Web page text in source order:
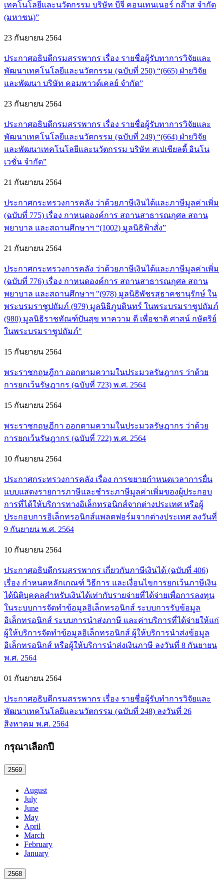
เทคโนโลยีและนวัตกรรม บริษัท บีจี คอนเทนเนอร์ กล๊าส จำกัด
(มหาชน)”
23 กันยายน 2564
ประกาศอธิบดีกรมสรรพากร เรื่อง รายชื่อผู้รับทาการวิจัยและ
พัฒนาเทคโนโลยีและนวัตกรรม (ฉบับที่ 250) “(665) ฝ่ายวิจัย
และพัฒนา บริษัท คอมพาวด์เคลย์ จำกัด”
23 กันยายน 2564
ประกาศอธิบดีกรมสรรพากร เรื่อง รายชื่อผู้รับทาการวิจัยและ
พัฒนาเทคโนโลยีและนวัตกรรม (ฉบับที่ 249) “(664) ฝ่ายวิจัย
และพัฒนาเทคโนโลยีและนวัตกรรม บริษัท สเปเชียลตี้ อินโน
เวชั่น จำกัด”
21 กันยายน 2564
ประกาศกระทรวงการคลัง ว่าด้วยภาษีเงินได้และภาษีมูลค่าเพิ่ม
(ฉบับที่ 775) เรื่อง กาหนดองค์การ สถานสาธารณกุศล สถาน
พยาบาล และสถานศึกษาฯ “(1002) มูลนิธิฟ้าสั่ง”
21 กันยายน 2564
ประกาศกระทรวงการคลัง ว่าด้วยภาษีเงินได้และภาษีมูลค่าเพิ่ม
(ฉบับที่ 776) เรื่อง กาหนดองค์การ สถานสาธารณกุศล สถาน
พยาบาล และสถานศึกษาฯ "(978) มูลนิธิพัชรสุธาคชานุรักษ์ ใน
พระบรมราชูปถัมภ์ (979) มูลนิธิภูบดินทร์ ในพระบรมราชูปถัมภ์
(980) มูลนิธิราชทัณฑ์ปันสุข ทาความ ดี เพื่อชาติ ศาสน์ กษัตริย์
ในพระบรมราชูปถัมภ์"
15 กันยายน 2564
พระราชกฤษฎีกา ออกตามความในประมวลรัษฎากร ว่าด้วย
การยกเว้นรัษฎากร (ฉบับที่ 723) พ.ศ. 2564
15 กันยายน 2564
พระราชกฤษฎีกา ออกตามความในประมวลรัษฎากร ว่าด้วย
การยกเว้นรัษฎากร (ฉบับที่ 722) พ.ศ. 2564
10 กันยายน 2564
ประกาศกระทรวงการคลัง เรื่อง การขยายกำหนดเวลาการยื่น
แบบแสดงรายการภาษีและชำระภาษีมูลค่าเพิ่มของผู้ประกอบ
การที่ได้ให้บริการทางอิเล็กทรอนิกส์จากต่างประเทศ หรือผู้
ประกอบการอิเล็กทรอนิกส์แพลตฟอร์มจากต่างประเทศ ลงวันที่
9 กันยายน พ.ศ. 2564
10 กันยายน 2564
ประกาศอธิบดีกรมสรรพากร เกี่ยวกับภาษีเงินได้ (ฉบับที่ 406)
เรื่อง กำหนดหลักเกณฑ์ วิธีการ และเงื่อนไขการยกเว้นภาษีเงิน
ได้นิติบุคคลสำหรับเงินได้เท่ากับรายจ่ายที่ได้จ่ายเพื่อการลงทุน
ในระบบการจัดทำข้อมูลอิเล็กทรอนิกส์ ระบบการรับข้อมูล
อิเล็กทรอนิกส์ ระบบการนำส่งภาษี และค่าบริการที่ได้จ่ายให้แก่
ผู้ให้บริการจัดทำข้อมูลอิเล็กทรอนิกส์ ผู้ให้บริการนำส่งข้อมูล
อิเล็กทรอนิกส์ หรือผู้ให้บริการนำส่งเงินภาษี ลงวันที่ 8 กันยายน
พ.ศ. 2564
01 กันยายน 2564
ประกาศอธิบดีกรมสรรพากร เรื่อง รายชื่อผู้รับทำการวิจัยและ
พัฒนาเทคโนโลยีและนวัตกรรม (ฉบับที่ 248) ลงวันที่ 26
สิงหาคม พ.ศ. 2564
กรุณาเลือกปี
2569
August
July
June
May
April
March
February
January
2568